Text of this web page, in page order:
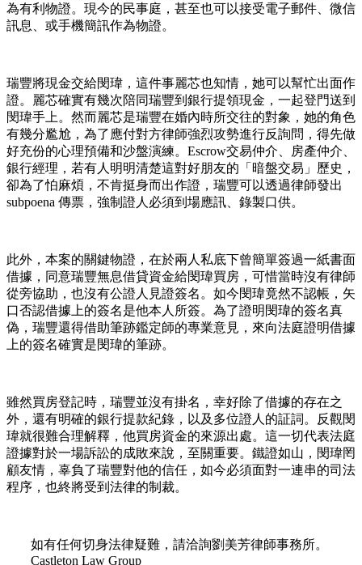
為有利物證。現今的民事庭，甚至也可以接受電子郵件、微信
訊息、或手機簡訊作為物證。
瑞豐將現金交給閔瑋，這件事麗芯也知情，她可以幫忙出面作
證。麗芯確實有幾次陪同瑞豐到銀行提領現金，一起登門送到
閔瑋手上。然而麗芯是瑞豐在婚內時所交往的對象，她的角色
有幾分尷尬，為了應付對方律師強烈攻勢進行反詢問，得先做
好充份的心理預備和沙盤演練。Escrow交易仲介、房產仲介、
銀行經理，若有人明明清楚這對好朋友的「暗盤交易」歷史，
卻為了怕麻煩，不肯挺身而出作證，瑞豐可以透過律師發出
subpoena 傳票，強制證人必須到場應訊、錄製口供。
此外，本案的關鍵物證，在於兩人私底下曾簡單簽過一紙書面
借據，同意瑞豐無息借貸資金給閔瑋買房，可惜當時沒有律師
從旁協助，也沒有公證人見證簽名。如今閔瑋竟然不認帳，矢
口否認借據上的簽名是他本人所簽。為了證明閔瑋的簽名真
偽，瑞豐還得借助筆跡鑑定師的專業意見，來向法庭證明借據
上的簽名確實是閔瑋的筆跡。
雖然買房登記時，瑞豐並沒有掛名，幸好除了借據的存在之
外，還有明確的銀行提款紀錄，以及多位證人的証詞。反觀閔
瑋就很難合理解釋，他買房資金的來源出處。這一切代表法庭
證據對於一場訴訟的成敗來說，至關重要。鐵證如山，閔瑋罔
顧友情，辜負了瑞豐對他的信任，如今必須面對一連串的司法
程序，也終將受到法律的制裁。
如有任何切身法律疑難，請洽詢劉美芳律師事務所。
Castleton Law Group